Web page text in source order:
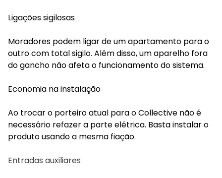
Ligações sigilosas
Moradores podem ligar de um apartamento para o
outro com total sigilo. Além disso, um aparelho fora
do gancho não afeta o funcionamento do sistema.
Economia na instalação
Ao trocar o porteiro atual para o Collective não é
necessário refazer a parte elétrica. Basta instalar o
produto usando a mesma fiação.
Entradas auxiliares